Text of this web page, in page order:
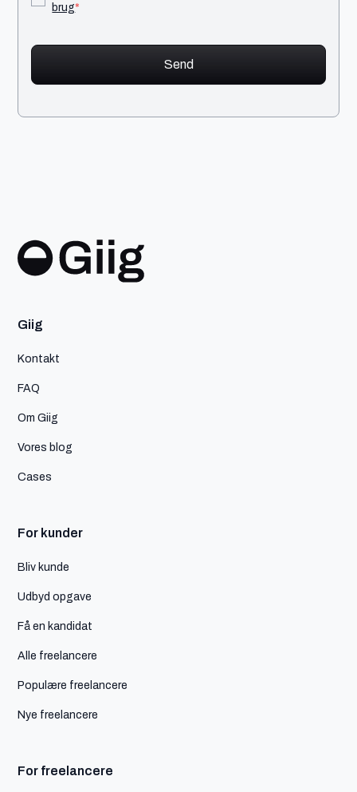
brug*
Giig
Kontakt
FAQ
Om Giig
Vores blog
Cases
For kunder
Bliv kunde
Udbyd opgave
Få en kandidat
Alle freelancere
Populære freelancere
Nye freelancere
For freelancere